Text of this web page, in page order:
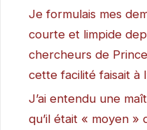
Je formulais mes
courte et limpide
chercheurs de
cette facilité faisait à
J’ai entendu une
qu’il était « moyen »